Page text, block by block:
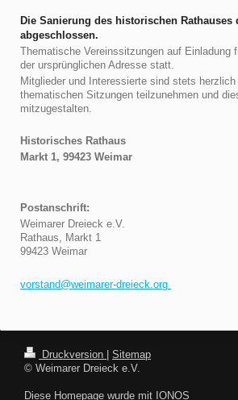
Die Sanierung des historischen Rathauses
abgeschlossen.
Thematische Vereinssitzungen auf Einladung
der ursprünglichen Adresse statt.
Mitglieder und Interessierte sind stets
thematischen Sitzungen teilzunehmen und
mitzugestalten.
Historisches Rathaus
Markt 1, 99423 Weimar
Postanschrift:
Weimarer Dreieck e.V.
Rathaus, Markt 1
99423 Weimar
vorstand@weimarer-dreieck.org
Druckversion
Sitemap
© Weimarer Dreieck e.V.
Diese Homepage wurde mit IONOS